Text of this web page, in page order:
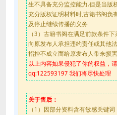
生不具备充分监控能力.但是当版
充分版权证明材料时,古籍书阁负
及停止继续传播的义务
（3）古籍书阁在满足前款条件
向原发布人承担违约责任或其他
指控不成立而给原发布人带来损
以上内容如果侵犯了你的权益，
qq:122593197 我们将尽快处理
关于售后：
（1）因部分资料含有敏感关键